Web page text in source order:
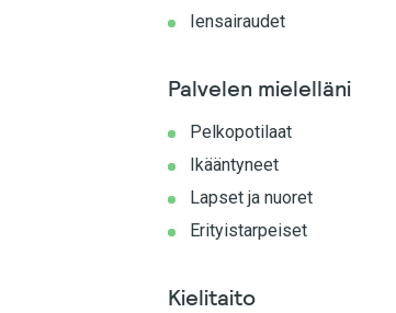
Iensairaudet
Palvelen mielelläni
Pelkopotilaat
Ikääntyneet
Lapset ja nuoret
Erityistarpeiset
Kielitaito